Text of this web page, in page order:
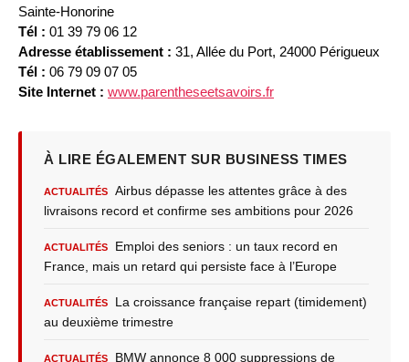
Sainte-Honorine
Tél : 01 39 79 06 12
Adresse établissement : 31, Allée du Port, 24000 Périgueux
Tél : 06 79 09 07 05
Site Internet : www.parentheseetsavoirs.fr
À LIRE ÉGALEMENT SUR BUSINESS TIMES
ACTUALITÉS
Airbus dépasse les attentes grâce à des
livraisons record et confirme ses ambitions pour 2026
ACTUALITÉS
Emploi des seniors : un taux record en
France, mais un retard qui persiste face à l’Europe
ACTUALITÉS
La croissance française repart (timidement)
au deuxième trimestre
ACTUALITÉS BMW annonce 8 000 suppressions de